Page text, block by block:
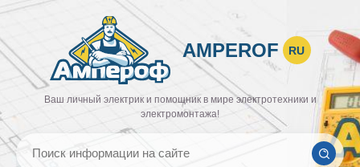
AMPEROF RU
Ваш личный электрик и помощник в мире электротехники и
электромонтажа!